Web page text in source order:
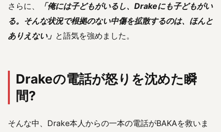
さらに、
「俺には子どもがいるし、Drakeにも子どもがい
る。そんな状況で根拠のない中傷を拡散するのは、ほんと
ありえない」 と語気を強めました。
Drakeの電話が怒りを沈めた瞬
間?
そんな中、Drake本人からの一本の電話がBAKAを救いま